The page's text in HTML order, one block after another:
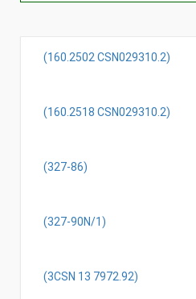
(160.2502 СSN029310.2)
(160.2518 СSN029310.2)
(327-86)
(327-90N/1)
(3СSN 13 7972.92)